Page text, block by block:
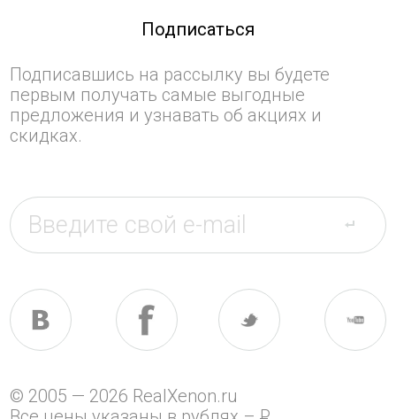
Подписаться
Подписавшись на рассылку вы будете
первым получать самые выгодные
предложения и узнавать об акциях и
скидках.
© 2005 — 2026 RealXenon.ru